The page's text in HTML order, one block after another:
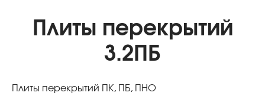
Плиты перекрытий
3.2ПБ
Плиты перекрытий ПК, ПБ, ПНО